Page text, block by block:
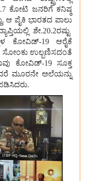
ಕೋಟಿ ಜನರಿಗೆ ಕನಿಷ್ಠ
, ಆ ಪೈಕಿ ಭಾರತದ ಪಾಲು
ಶೇ.20.2ರಷ್ಟು
ಕೋವಿಡ್-19 ಆರೈಕೆ
ಸೋಂಕು ಉಲ್ಬಣಿಸದಂತೆ
ಕೋವಿಡ್-19 ಸೂಕ್ತ
ಮೂರನೇ ಅಲೆಯನ್ನು
.